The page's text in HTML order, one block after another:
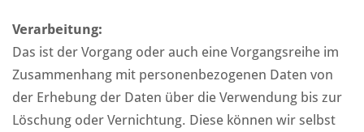
Verarbeitung:
Das ist der Vorgang oder auch eine Vorgangsreihe im
Zusammenhang mit personenbezogenen Daten von
der Erhebung der Daten über die Verwendung bis zur
Löschung oder Vernichtung. Diese können wir selbst